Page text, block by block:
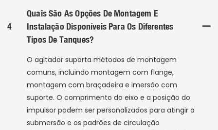
4
Quais São As Opções De Montagem E
Instalação Disponíveis Para Os Diferentes
Tipos De Tanques?
O agitador suporta métodos de montagem
comuns, incluindo montagem com flange,
montagem com braçadeira e imersão com
suporte. O comprimento do eixo e a posição do
impulsor podem ser personalizados para atingir a
submersão e os padrões de circulação